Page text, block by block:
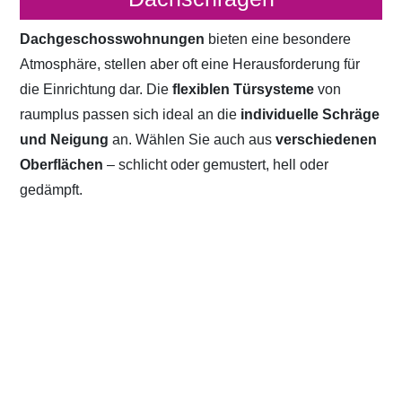
Dachgeschosswohnungen bieten eine besondere
Atmosphäre, stellen aber oft eine Herausforderung für
die Einrichtung dar. Dieflexiblen Türsystemevon
raumplus passen sich ideal an die individuelle Schräge
und Neigung an. Wählen Sie auch ausverschiedenen
Oberflächen – schlicht oder gemustert, hell oder
gedämpft.